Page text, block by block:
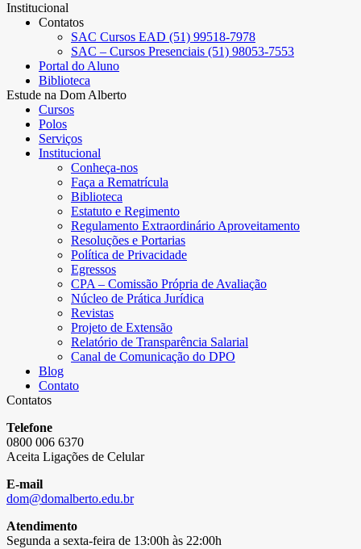
Institucional
Contatos
SAC Cursos EAD (51) 99518-7978
SAC – Cursos Presenciais (51) 98053-7553
Portal do Aluno
Biblioteca
Estude na Dom Alberto
Cursos
Polos
Serviços
Institucional
Conheça-nos
Faça a Rematrícula
Biblioteca
Estatuto e Regimento
Regulamento Extraordinário Aproveitamento
Resoluções e Portarias
Política de Privacidade
Egressos
CPA – Comissão Própria de Avaliação
Núcleo de Prática Jurídica
Revistas
Projeto de Extensão
Relatório de Transparência Salarial
Canal de Comunicação do DPO
Blog
Contato
Contatos
Telefone
0800 006 6370
Aceita Ligações de Celular
E-mail
dom@domalberto.edu.br
Atendimento
Segunda a sexta-feira de 13:00h às 22:00h